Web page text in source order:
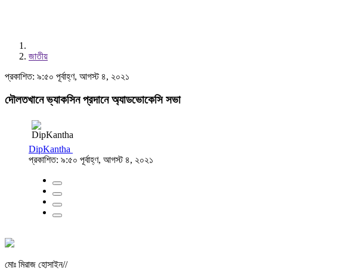
জাতীয়
প্রকাশিত: ৯:৫০ পূর্বাহ্ণ, আগস্ট ৪, ২০২১
দৌলতখানে ভ্যাকসিন প্রদানে অ্যাডভোকেসি সভা
DipKantha
প্রকাশিত: ৯:৫০ পূর্বাহ্ণ, আগস্ট ৪, ২০২১
মোঃ মিরাজ হোসাইন//